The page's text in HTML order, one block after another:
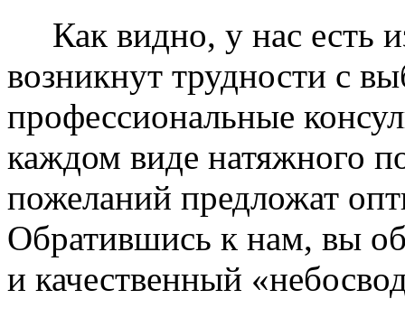
Как видно, у нас есть
возникнут трудности с
профессиональные
каждом виде натяжного
пожеланий предложат
Обратившись к нам, вы
и качественный